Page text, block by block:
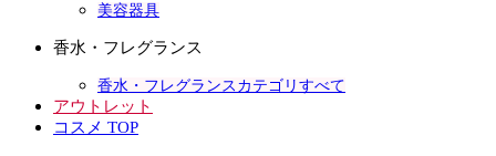
美容器具
香水・フレグランス
香水・フレグランスカテゴリすべて
アウトレット
コスメ TOP